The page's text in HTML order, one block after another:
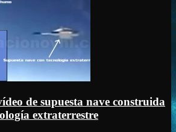
de supuesta nave construida
extraterrestre